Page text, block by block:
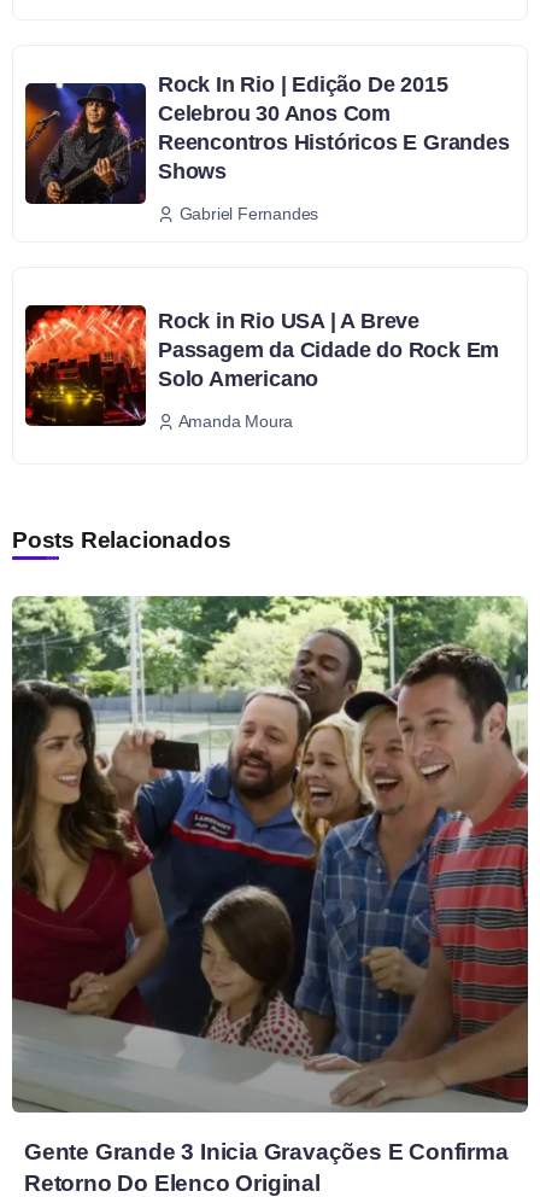
Rock In Rio | Edição De 2015
Celebrou 30 Anos Com
Reencontros Históricos E Grandes
Shows
Gabriel Fernandes
Rock in Rio USA | A Breve
Passagem da Cidade do Rock Em
Solo Americano
Amanda Moura
Posts Relacionados
Gente Grande 3 Inicia Gravações E Confirma
Retorno Do Elenco Original